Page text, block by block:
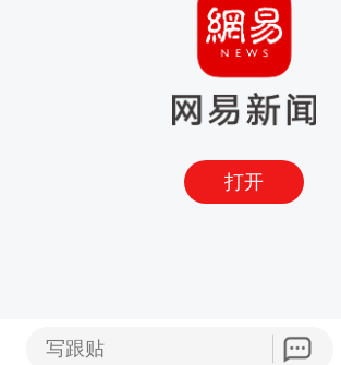
打开
写跟贴